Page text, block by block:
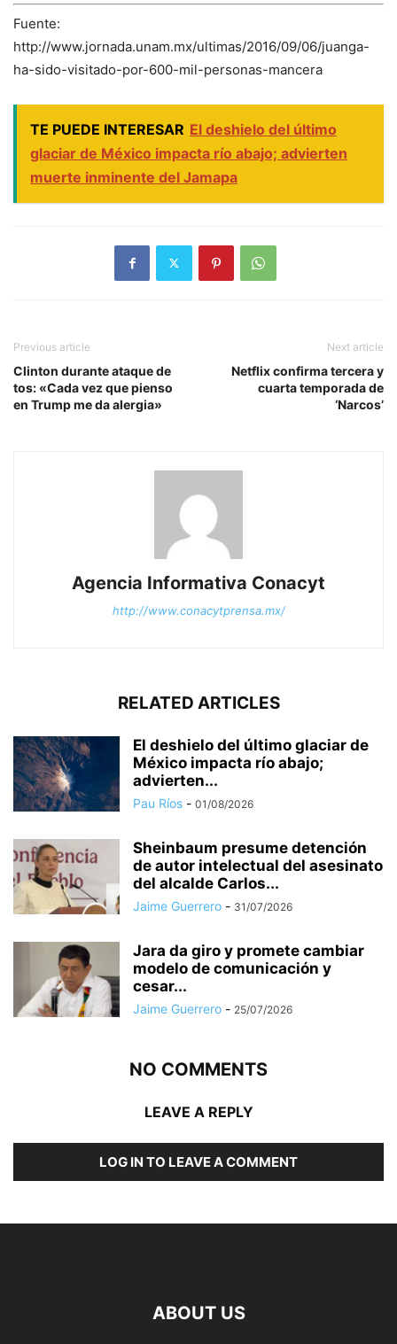
Fuente:
http://www.jornada.unam.mx/ultimas/2016/09/06/juanga-
ha-sido-visitado-por-600-mil-personas-mancera
TE PUEDE INTERESAR El deshielo del último
glaciar de México impacta río abajo; advierten
muerte inminente del Jamapa
Previous article
Clinton durante ataque de
tos: «Cada vez que pienso
en Trump me da alergia»
Next article
Netflix confirma tercera y
cuarta temporada de
‘Narcos’
Agencia Informativa Conacyt
http://www.conacytprensa.mx/
RELATED ARTICLES
El deshielo del último glaciar de
México impacta río abajo;
advierten...
Pau Ríos - 01/08/2026
Sheinbaum presume detención
de autor intelectual del asesinato
del alcalde Carlos...
Jaime Guerrero - 31/07/2026
Jara da giro y promete cambiar
modelo de comunicación y
cesar...
Jaime Guerrero - 25/07/2026
NO COMMENTS
LEAVE A REPLY
LOG IN TO LEAVE A COMMENT
ABOUT US